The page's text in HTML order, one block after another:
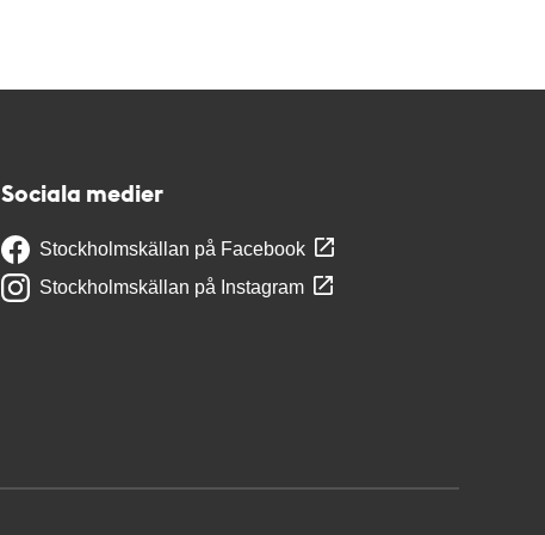
Sociala medier
Stockholmskällan på Facebook
Stockholmskällan på Instagram